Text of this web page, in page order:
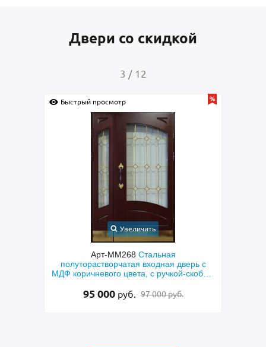
Двери со скидкой
4 / 12
входная дверь с
цвета, с ручкой-скобой,
97 000 руб.
Быстрый просмотр
Арт-ММ267
с коричневыми панелями
и арочной
135 500